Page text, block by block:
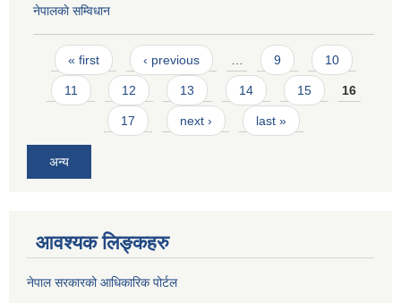
नेपालकाे सम्विधान
Pages
« first ‹ previous 9 10
11 12 13 14 15 16
17 next › last »
अन्य
आवश्यक लिङ्कहरु
नेपाल सरकारको आधिकारिक पोर्टल